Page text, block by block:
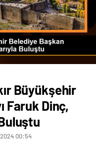
Büyükşehir
Faruk Dinç,
00:54